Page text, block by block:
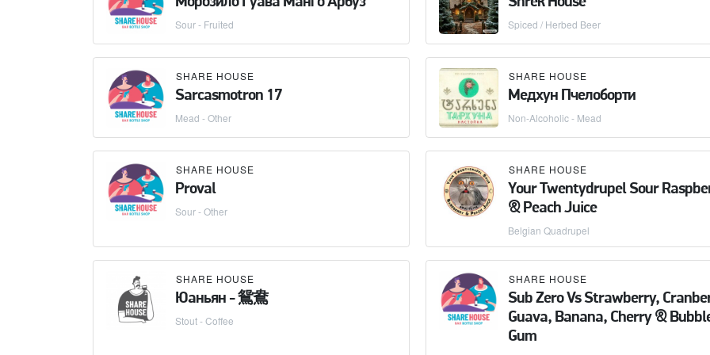
Sour - Fruited Spiced / Herbed Beer
SHARE HOUSE
Sarcasmotron 17
Mead - Other
SHARE HOUSE
Медхун Пчелоборти
Non-Alcoholic - Mead
SHARE HOUSE
Proval
Sour - Other
SHARE HOUSE
Your Twentydrupel Sour
& Peach Juice
Belgian Quadrupel
SHARE HOUSE
Юаньян - 鴛鴦
Stout - Coffee
SHARE HOUSE
Sub Zero Vs Strawberry,
Guava, Banana, Cherry &
Gum